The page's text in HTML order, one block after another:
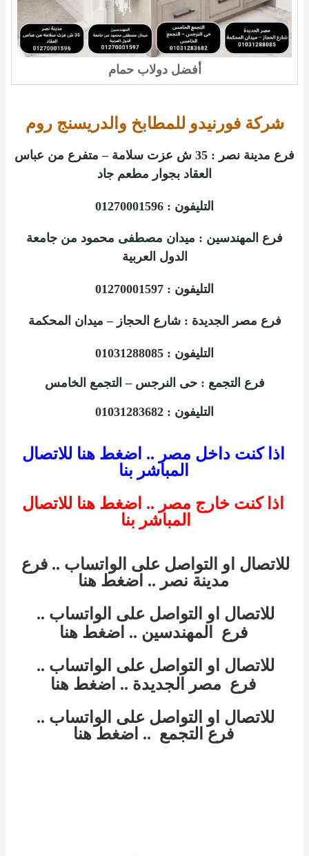
شركة فورنيدو للمطابخ والدريسنج روم
فرع مدينة نصر : 35 ش عزت سلامة – متفرع من عباس
العقاد بجوار مطعم جاد
التليفون : 01270001596
فرع المهندسين : ميدان مصطفى محمود من جامعة
الدول العربية
التليفون : 01270001597
فرع مصر الجديدة :شارع الحجاز – ميدان المحكمة
التليفون : 01031288085
فرع التجمع :حى النرجس – التجمع الخامس
التليفون : 01031283682
اذا كنت داخل مصر .. اضغط هنا للاتصال
اذا كنت خارج مصر .. اضغط هنا للاتصال
المباشر بنا
للاتصال او التواصل على الواتساب .. فرع
مدينة نصر .. اضغط هنا
للاتصال او التواصل على الواتساب ..
فرع
المهندسين .. اضغط هنا
للاتصال او التواصل على الواتساب ..
فرع مصر الجديدة .. اضغط هنا
للاتصال او التواصل على الواتساب ..
فرع التجمع .. اضغط هنا